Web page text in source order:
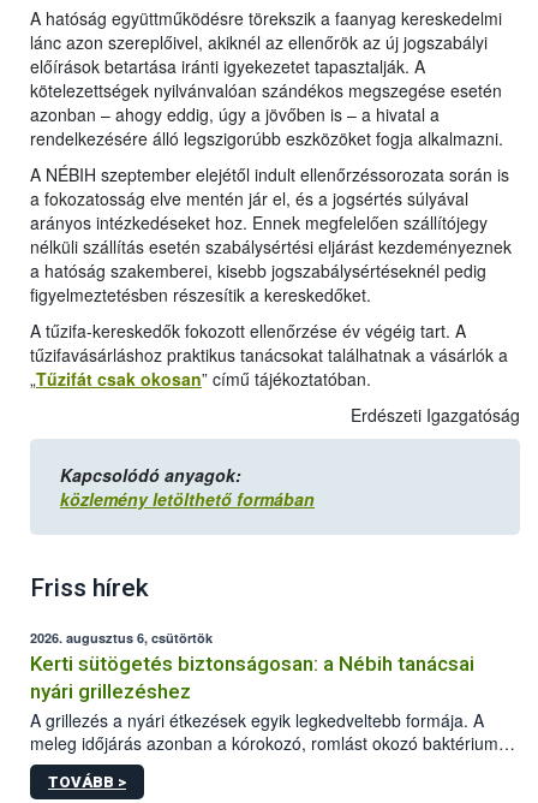
A hatóság együttműködésre törekszik a faanyag kereskedelmi
lánc azon szereplőivel, akiknél az ellenőrök az új jogszabályi
előírások betartása iránti igyekezetet tapasztalják. A
kötelezettségek nyilvánvalóan szándékos megszegése esetén
azonban – ahogy eddig, úgy a jövőben is – a hivatal a
rendelkezésére álló legszigorúbb eszközöket fogja alkalmazni.
A NÉBIH szeptember elejétől indult ellenőrzéssorozata során is
a fokozatosság elve mentén jár el, és a jogsértés súlyával
arányos intézkedéseket hoz. Ennek megfelelően szállítójegy
nélküli szállítás esetén szabálysértési eljárást kezdeményeznek
a hatóság szakemberei, kisebb jogszabálysértéseknél pedig
figyelmeztetésben részesítik a kereskedőket.
A tűzifa-kereskedők fokozott ellenőrzése év végéig tart. A
tűzifavásárláshoz praktikus tanácsokat találhatnak a vásárlók a
„Tűzifát csak okosan” című tájékoztatóban.
Erdészeti Igazgatóság
Kapcsolódó anyagok:
közlemény letölthető formában
Friss hírek
2026. augusztus 6, csütörtök
Kerti sütögetés biztonságosan: a Nébih tanácsai
nyári grillezéshez
A grillezés a nyári étkezések egyik legkedveltebb formája. A
meleg időjárás azonban a kórokozó, romlást okozó baktériumok
gyorsabb szaporodásának is kedvez. A szabadtéri sütögetés
ezért nem csupán a megfelelő sütési technikáról szól: legalább
TOVÁBB >